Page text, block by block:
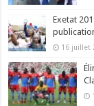
Exetat
16 juillet